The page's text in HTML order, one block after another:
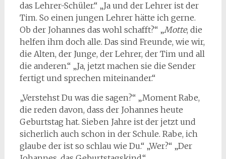
das Lehrer-Schüler.“ „Ja und der Lehrer ist der
Tim. So einen jungen Lehrer hätte ich gerne.
Ob der Johannes das wohl schafft?“ „Motte, die
helfen ihm doch alle. Das sind Freunde, wie wir,
die Alten, der Junge, der Lehrer, der Tim und all
die anderen.“ „Ja, jetzt machen sie die Sender
fertigt und sprechen miteinander.“
„Verstehst Du was die sagen?“ „Moment Rabe,
die reden davon, dass der Johannes heute
Geburtstag hat. Sieben Jahre ist der jetzt und
sicherlich auch schon in der Schule. Rabe, ich
glaube der ist so schlau wie Du.“ „Wer?“ „Der